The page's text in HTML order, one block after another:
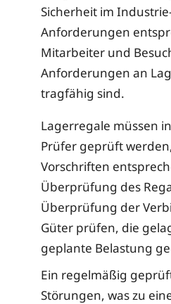
Sicherheit im
Anforderungen
Mitarbeiter und
Anforderungen an
tragfähig sind.
Lagerregale müssen
Prüfer geprüft
Vorschriften
Überprüfung des
Überprüfung der
Güter prüfen, die
geplante Belastung
Ein regelmäßig
Störungen, was zu